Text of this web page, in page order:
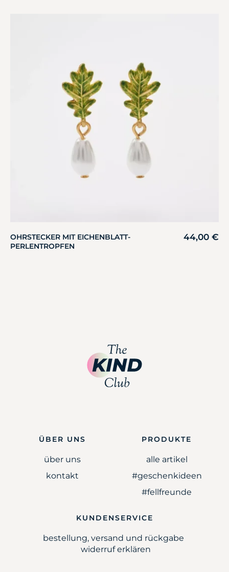
OHRSTECKER MIT EICHENBLATT-
PERLENTROPFEN
44,00 €
ÜBER UNS
über uns
kontakt
PRODUKTE
alle artikel
#geschenkideen
#fellfreunde
KUNDENSERVICE
bestellung, versand und rückgabe
widerruf erklären